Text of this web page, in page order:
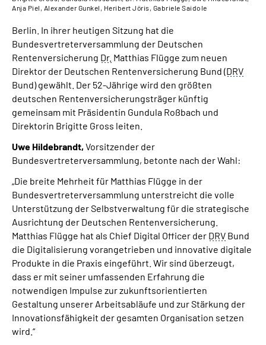
Anja Piel, Alexander Gunkel, Heribert Jöris, Gabriele Saidole
Berlin. In ihrer heutigen Sitzung hat die
Bundesvertreterversammlung der Deutschen
Rentenversicherung Dr. Matthias Flügge zum neuen
Direktor der Deutschen Rentenversicherung Bund (DRV
Bund) gewählt. Der 52-Jährige wird den größten
deutschen Rentenversicherungsträger künftig
gemeinsam mit Präsidentin Gundula Roßbach und
Direktorin Brigitte Gross leiten.
Uwe Hildebrandt, Vorsitzender der
Bundesvertreterversammlung, betonte nach der Wahl:
„Die breite Mehrheit für Matthias Flügge in der
Bundesvertreterversammlung unterstreicht die volle
Unterstützung der Selbstverwaltung für die strategische
Ausrichtung der Deutschen Rentenversicherung.
Matthias Flügge hat als Chief Digital Officer der DRV Bund
die Digitalisierung vorangetrieben und innovative digitale
Produkte in die Praxis eingeführt. Wir sind überzeugt,
dass er mit seiner umfassenden Erfahrung die
notwendigen Impulse zur zukunftsorientierten
Gestaltung unserer Arbeitsabläufe und zur Stärkung der
Innovationsfähigkeit der gesamten Organisation setzen
wird.“